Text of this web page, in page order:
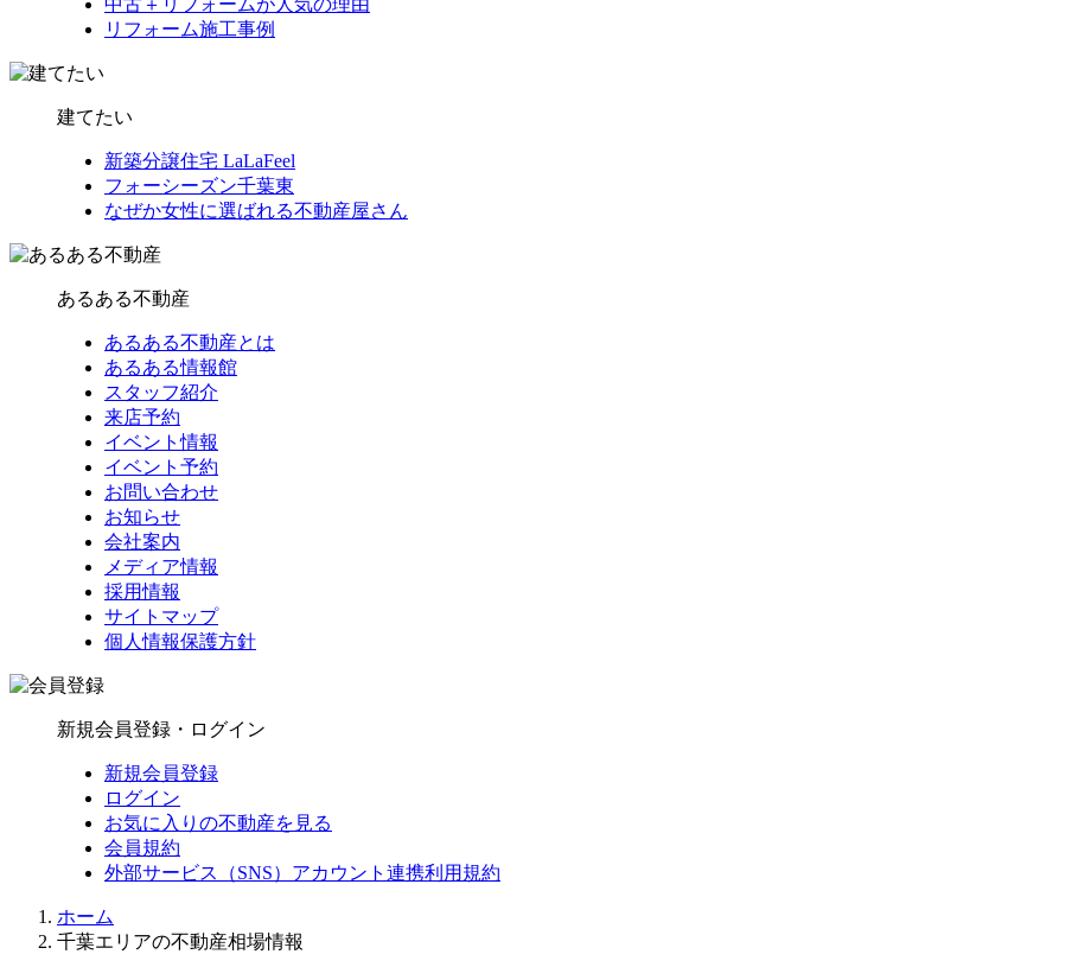
中古＋リフォームが人気の理由
リフォーム施工事例
建てたい
新築分譲住宅 LaLaFeel
フォーシーズン千葉東
なぜか女性に選ばれる不動産屋さん
あるある不動産
あるある不動産とは
あるある情報館
スタッフ紹介
来店予約
イベント情報
イベント予約
お問い合わせ
お知らせ
会社案内
メディア情報
採用情報
サイトマップ
個人情報保護方針
新規会員登録・ログイン
新規会員登録
ログイン
お気に入りの不動産を見る
会員規約
外部サービス（SNS）アカウント連携利用規約
ホーム
千葉エリアの不動産相場情報